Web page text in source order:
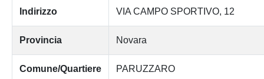
Indirizzo VIA CAMPO SPORTIVO, 12
Provincia Novara
Comune/Quartiere PARUZZARO